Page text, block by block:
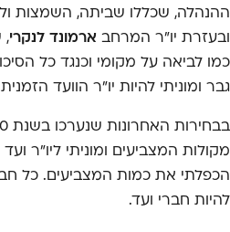
ההנהלה, שכללו שביתה, השמצות
ובעזרת יו"ר המרחב ארמונד לנקרי,
כמו לביאה על מקומי וכנגד כל
גבר ומוניתי להיות יו"ר הוועד
מקולות המצביעים ומוניתי ליו"ר
הכפלתי את כמות המצביעים. כל
להיות חברי ועד.